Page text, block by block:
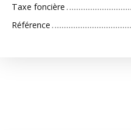
Taxe foncière
Référence